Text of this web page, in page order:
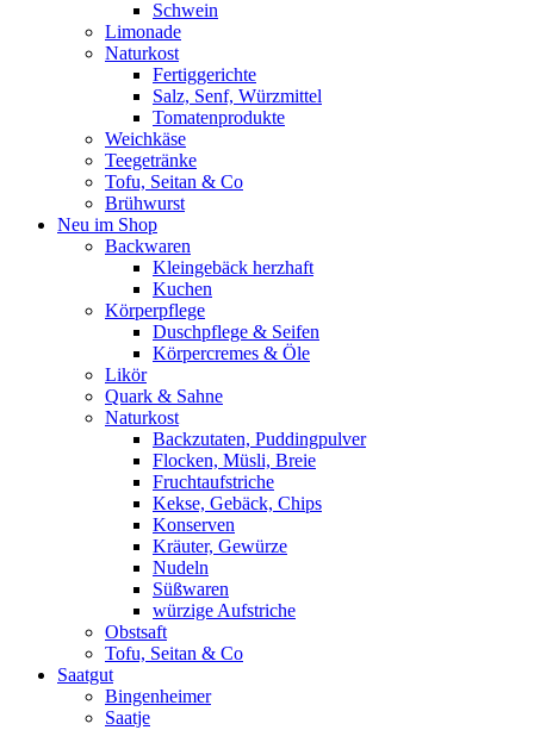
Schwein
Limonade
Naturkost
Fertiggerichte
Salz, Senf, Würzmittel
Tomatenprodukte
Weichkäse
Teegetränke
Tofu, Seitan & Co
Brühwurst
Neu im Shop
Backwaren
Kleingebäck herzhaft
Kuchen
Körperpflege
Duschpflege & Seifen
Körpercremes & Öle
Likör
Quark & Sahne
Naturkost
Backzutaten, Puddingpulver
Flocken, Müsli, Breie
Fruchtaufstriche
Kekse, Gebäck, Chips
Konserven
Kräuter, Gewürze
Nudeln
Süßwaren
würzige Aufstriche
Obstsaft
Tofu, Seitan & Co
Saatgut
Bingenheimer
Saatje